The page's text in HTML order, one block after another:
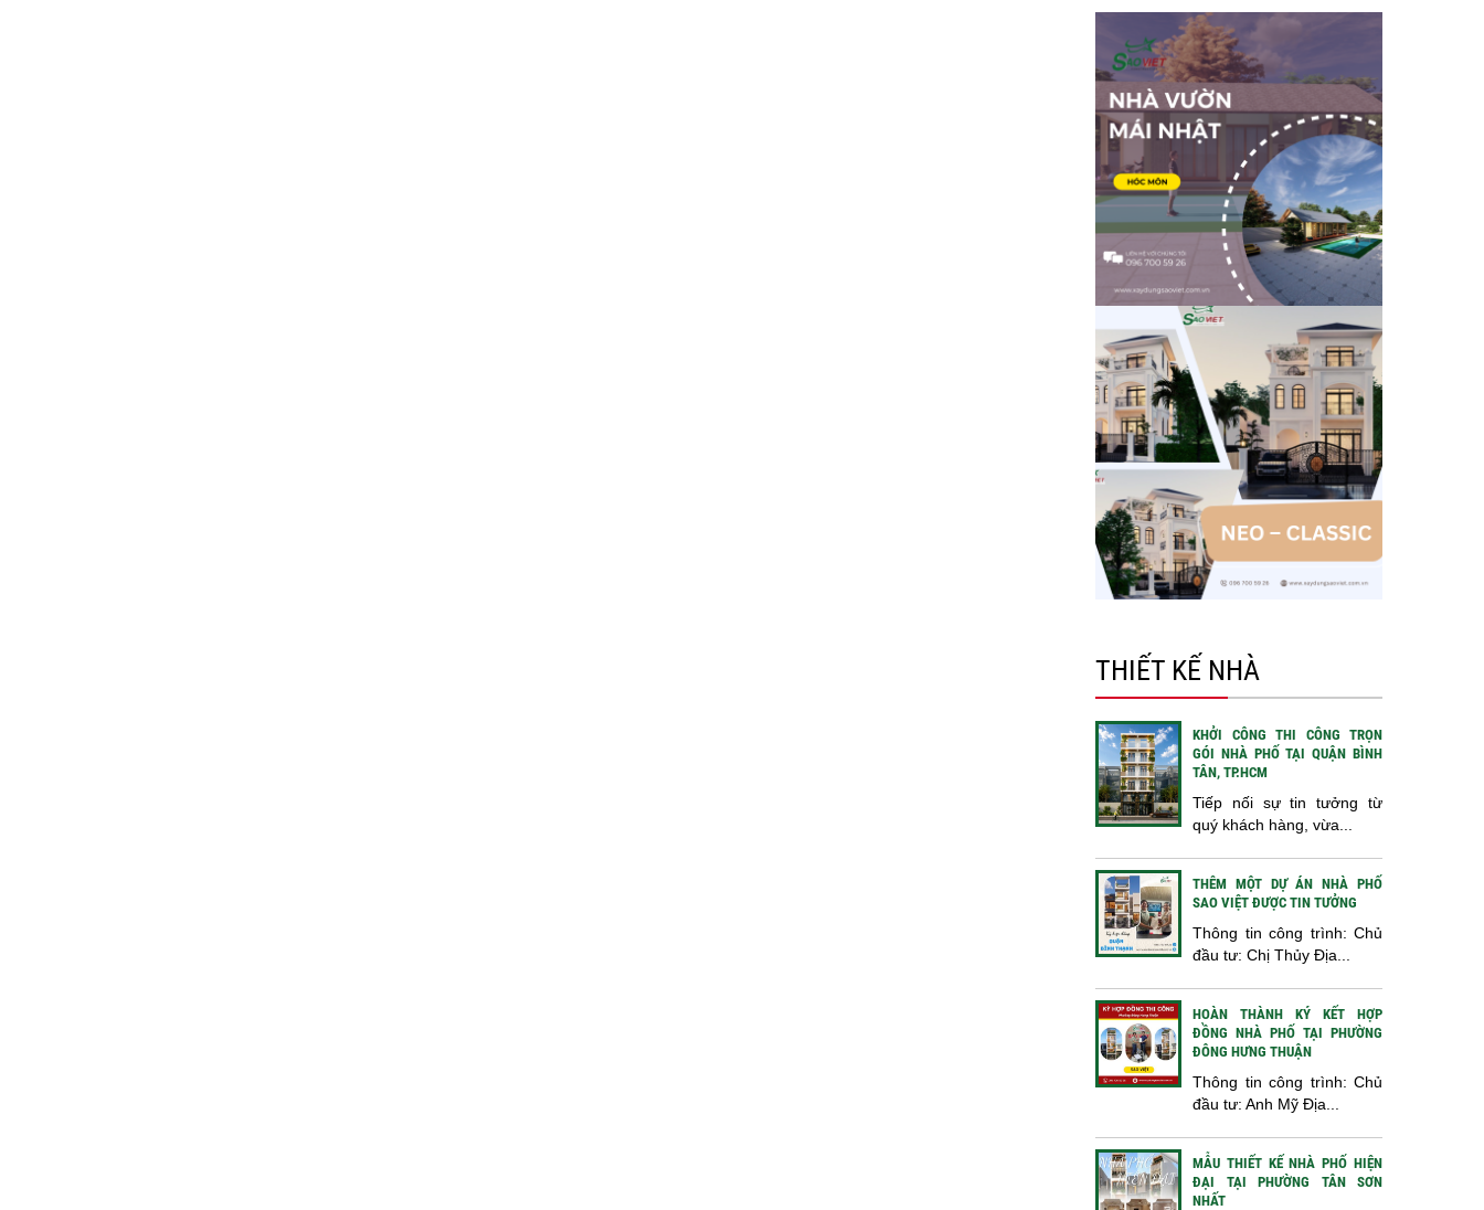
THIẾT KẾ NHÀ
KHỞI CÔNG THI CÔNG TRỌN
GÓI NHÀ PHỐ TẠI QUẬN BÌNH
TÂN, TP.HCM
Tiếp nối sự tin tưởng từ
quý khách hàng, vừa...
THÊM MỘT DỰ ÁN NHÀ PHỐ
SAO VIỆT ĐƯỢC TIN TƯỞNG
Thông tin công trình: Chủ
đầu tư: Chị Thủy Địa...
HOÀN THÀNH KÝ KẾT HỢP
ĐỒNG NHÀ PHỐ TẠI PHƯỜNG
ĐÔNG HƯNG THUẬN
Thông tin công trình: Chủ
đầu tư: Anh Mỹ Địa...
MẪU THIẾT KẾ NHÀ PHỐ HIỆN
ĐẠI TẠI PHƯỜNG TÂN SƠN
NHẤT